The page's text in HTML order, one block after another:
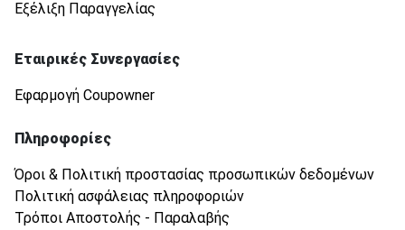
Εξέλιξη Παραγγελίας
Εταιρικές Συνεργασίες
Εφαρμογή Coupowner
Πληροφορίες
Όροι & Πολιτική προστασίας προσωπικών δεδομένων
Πολιτική ασφάλειας πληροφοριών
Τρόποι Αποστολής - Παραλαβής